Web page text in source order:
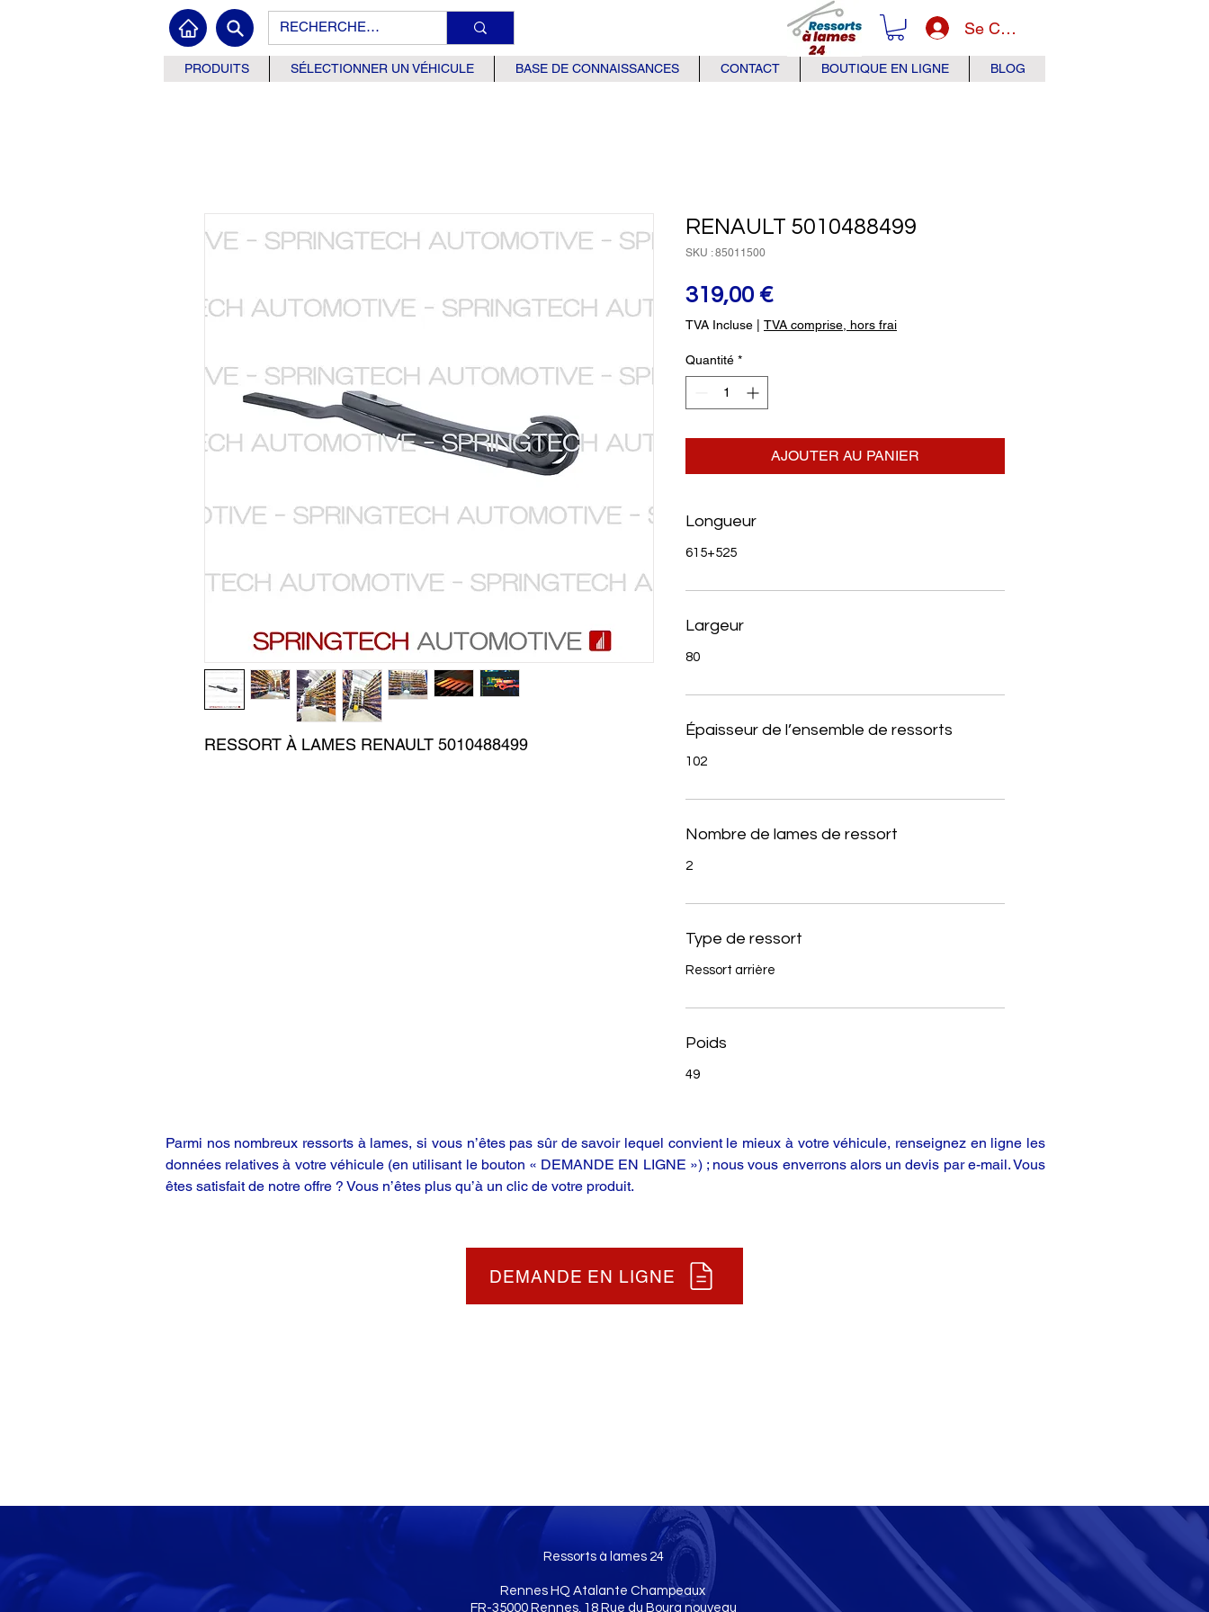
Se Connecter
PRODUITS SÉLECTIONNER UN VÉHICULE BASE DE CONNAISSANCES CONTACT BOUTIQUE EN LIGNE BLOG
RESSORT À LAMES RENAULT 5010488499
RENAULT 5010488499
SKU : 85011500
319,00 €Prix
TVA Incluse TVA comprise, hors frai
Quantité *
AJOUTER AU PANIER
Longueur
615+525
Largeur
80
Épaisseur de l’ensemble de ressorts
102
Nombre de lames de ressort
2
Type de ressort
Ressort arrière
Poids
49
Parmi nos nombreux ressorts à lames, si vous n’êtes pas sûr de savoir lequel convient le mieux à votre véhicule, renseignez en ligne les
données relatives à votre véhicule (en utilisant le bouton « DEMANDE EN LIGNE ») ; nous vous enverrons alors un devis par e-mail. Vous
êtes satisfait de notre offre ? Vous n’êtes plus qu’à un clic de votre produit.
DEMANDE EN LIGNE
Ressorts à lames 24
Rennes HQ Atalante Champeaux
FR-35000 Rennes, 18 Rue du Bourg nouveau